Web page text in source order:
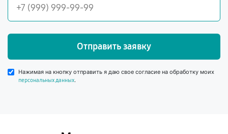
Отправить заявку
Нажимая на кнопку отправить я даю свое согласие на обработку моих
персональных данных.